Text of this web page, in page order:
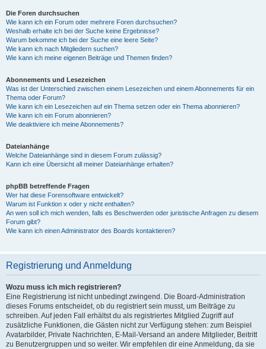
Die Foren durchsuchen
Wie kann ich ein Forum oder mehrere Foren durchsuchen?
Weshalb erhalte ich bei der Suche keine Ergebnisse?
Warum bekomme ich bei der Suche eine leere Seite?
Wie kann ich nach Mitgliedern suchen?
Wie kann ich meine eigenen Beiträge und Themen finden?
Abonnements und Lesezeichen
Was ist der Unterschied zwischen einem Lesezeichen und einem Abonnements für ein
Thema oder Forum?
Wie kann ich ein Lesezeichen auf ein Thema setzen oder ein Thema abonnieren?
Wie kann ich ein Forum abonnieren?
Wie deaktiviere ich meine Abonnements?
Dateianhänge
Welche Dateianhänge sind in diesem Forum zulässig?
Kann ich eine Übersicht all meiner Dateianhänge erhalten?
phpBB betreffende Fragen
Wer hat diese Forensoftware entwickelt?
Warum ist Funktion x oder y nicht enthalten?
An wen soll ich mich wenden, falls es Beschwerden oder juristische Anfragen zu diesem
Forum gibt?
Wie kann ich einen Administrator des Boards kontaktieren?
Registrierung und Anmeldung
Wozu muss ich mich registrieren?
Eine Registrierung ist nicht unbedingt zwingend. Die Board-Administration
dieses Forums entscheidet, ob du registriert sein musst, um Beiträge zu
schreiben. Auf jeden Fall erhältst du als registriertes Mitglied Zugriff auf
zusätzliche Funktionen, die Gästen nicht zur Verfügung stehen: zum Beispiel
Avatarbilder, Private Nachrichten, E-Mail-Versand an andere Mitglieder, Beitritt
zu Benutzergruppen und so weiter. Wir empfehlen dir eine Anmeldung, da sie